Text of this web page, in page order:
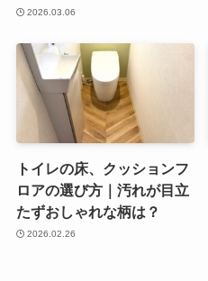
2026.03.06
トイレの床、クッションフ
ロアの選び方｜汚れが目立
たずおしゃれな柄は？
2026.02.26